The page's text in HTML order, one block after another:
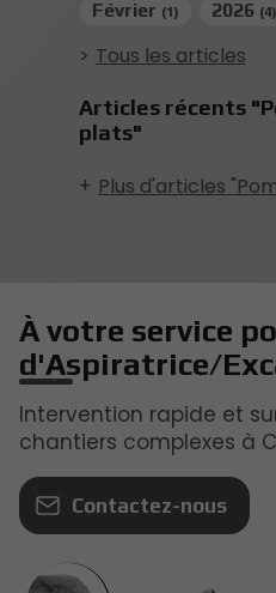
Février (1) 2026 (4)
Tous les articles
Articles récents
plats"
Plus d'articles
À votre service
d'Aspiratrice/
Intervention rapide et
chantiers complexes à
Contactez-nous